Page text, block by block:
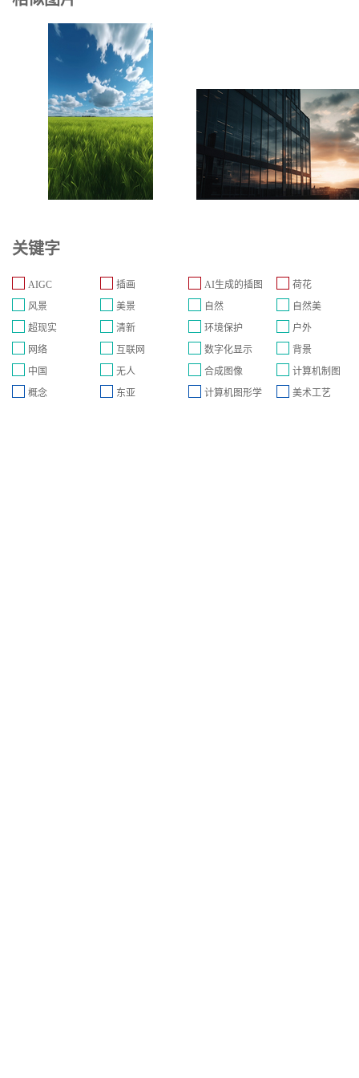
关键字
AIGC 插画 AI生成的插图
荷花
风景
美景 自然
自然美
超现实
清新 环境保护
户外
网络
互联网 数字化显示
背景
中国
无人 合成图像
计算机制图
概念
东亚 计算机图形学 美术工艺